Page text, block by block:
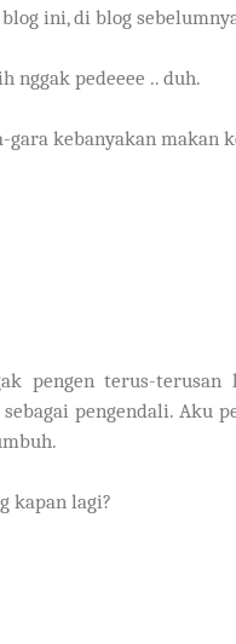
ini, di blog
nggak pedeeee .. duh.
kebanyakan makan
pengen terus-
sebagai pengendali.
kapan lagi?